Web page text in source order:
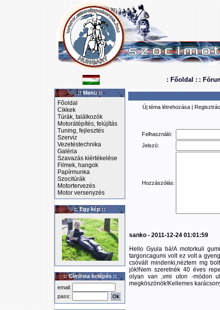
: Főoldal : :
:: Menü ::
Főoldal
Cikkek
Túrák, találkozók
Motorátépítés, felújítás
Tuning, fejlesztés
Szerviz
Vezetéstechnika
Galéria
Szavazás kiértékelése
Filmek, hangok
Papírmunka
Szocitúrák
Motortervezés
Motor versenyzés
:: Egy kép ::
:: Címlista belépés ::
email:
pass:
Új téma létrehozása |
Felhasználó:
Jelszó:
Hozzászólás:
sanko - 2011-12-24 01:01:59
Hello Gyula bá!A motorkuli
targoncagumi volt ez volt a
csóvált mindenki,néztem mg
jók!Nem szeretnék 40 éves
olyan van ,vmi uton -módon
megköszönök!Kellemes